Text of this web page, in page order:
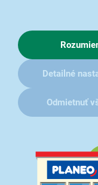
Detailné
Odmietnuť
menej
menšie
s malými